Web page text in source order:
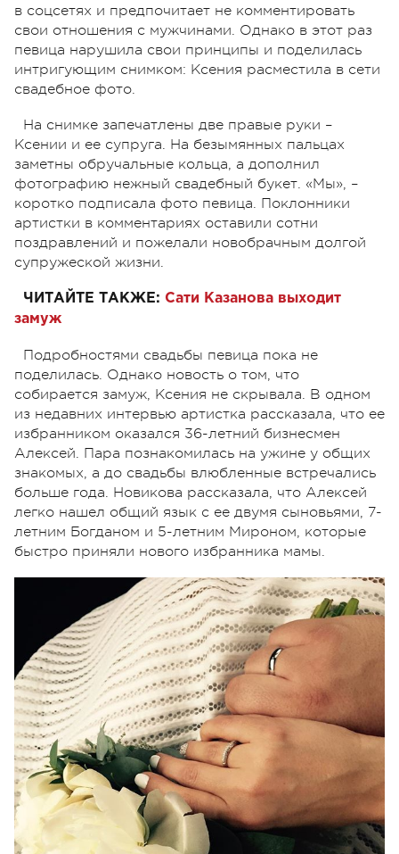
в соцсетях и предпочитает не комментировать
свои отношения с мужчинами. Однако в этот раз
певица нарушила свои принципы и поделилась
интригующим снимком: Ксения расместила в сети
свадебное фото.
На снимке запечатлены две правые руки –
Ксении и ее супруга. На безымянных пальцах
заметны обручальные кольца, а дополнил
фотографию нежный свадебный букет. «Мы», –
коротко подписала фото певица. Поклонники
артистки в комментариях оставили сотни
поздравлений и пожелали новобрачным долгой
супружеской жизни.
ЧИТАЙТЕ ТАКЖЕ: Сати Казанова выходит
замуж
Подробностями свадьбы певица пока не
поделилась. Однако новость о том, что
собирается замуж, Ксения не скрывала. В одном
из недавних интервью артистка рассказала, что ее
избранником оказался 36-летний бизнесмен
Алексей. Пара познакомилась на ужине у общих
знакомых, а до свадьбы влюбленные встречались
больше года. Новикова рассказала, что Алексей
легко нашел общий язык с ее двумя сыновьями, 7-
летним Богданом и 5-летним Мироном, которые
быстро приняли нового избранника мамы.